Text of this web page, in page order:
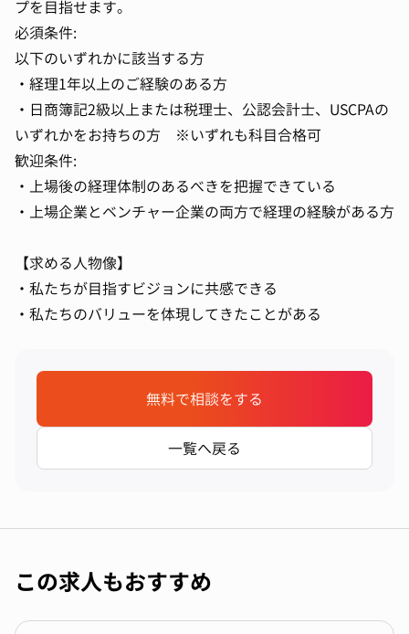
プを目指せます。
必須条件:
以下のいずれかに該当する方
・経理1年以上のご経験のある方
・日商簿記2級以上または税理士、公認会計士、USCPAの
いずれかをお持ちの方 ※いずれも科目合格可
歓迎条件:
・上場後の経理体制のあるべきを把握できている
・上場企業とベンチャー企業の両方で経理の経験がある方
【求める人物像】
・私たちが目指すビジョンに共感できる
・私たちのバリューを体現してきたことがある
無料で相談をする
一覧へ戻る
この求人もおすすめ